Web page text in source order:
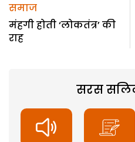
समाज
मंहगी होती ‘लोकतंत्र’ की
राह
सरस